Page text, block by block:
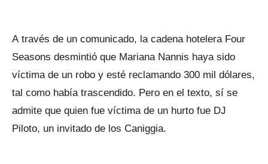
A través de un comunicado, la cadena hotelera Four
Seasons desmintió que Mariana Nannis haya sido
víctima de un robo y esté reclamando 300 mil dólares,
tal como había trascendido. Pero en el texto, sí se
admite que quien fue víctima de un hurto fue DJ
Piloto, un invitado de los Caniggia.